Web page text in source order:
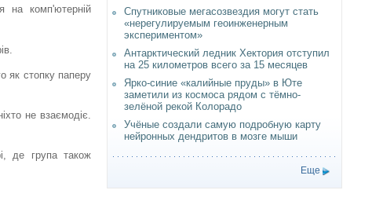
на комп'ютерній
як стопку паперу
не взаємодіє.
де група також
Спутниковые мегасозвездия могут стать
«нерегулируемым геоинженерным
экспериментом»
Антарктический ледник Хектория отступил
на 25 километров всего за 15 месяцев
Ярко-синие «калийные пруды» в Юте
заметили из космоса рядом с тёмно-
зелёной рекой Колорадо
Учёные создали самую подробную карту
нейронных дендритов в мозге мыши
Еще